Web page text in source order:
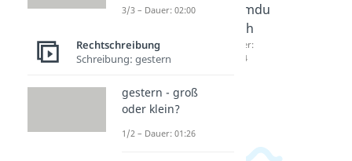
Mashall
Dauer:
01:24
Inshalla
01:35
Hamdu
lillah
Dauer:
02:34
3/3 – Dauer: 02:00
Rechtschreibung
Schreibung: gestern
gestern - groß
oder klein?
1/2 – Dauer: 01:26